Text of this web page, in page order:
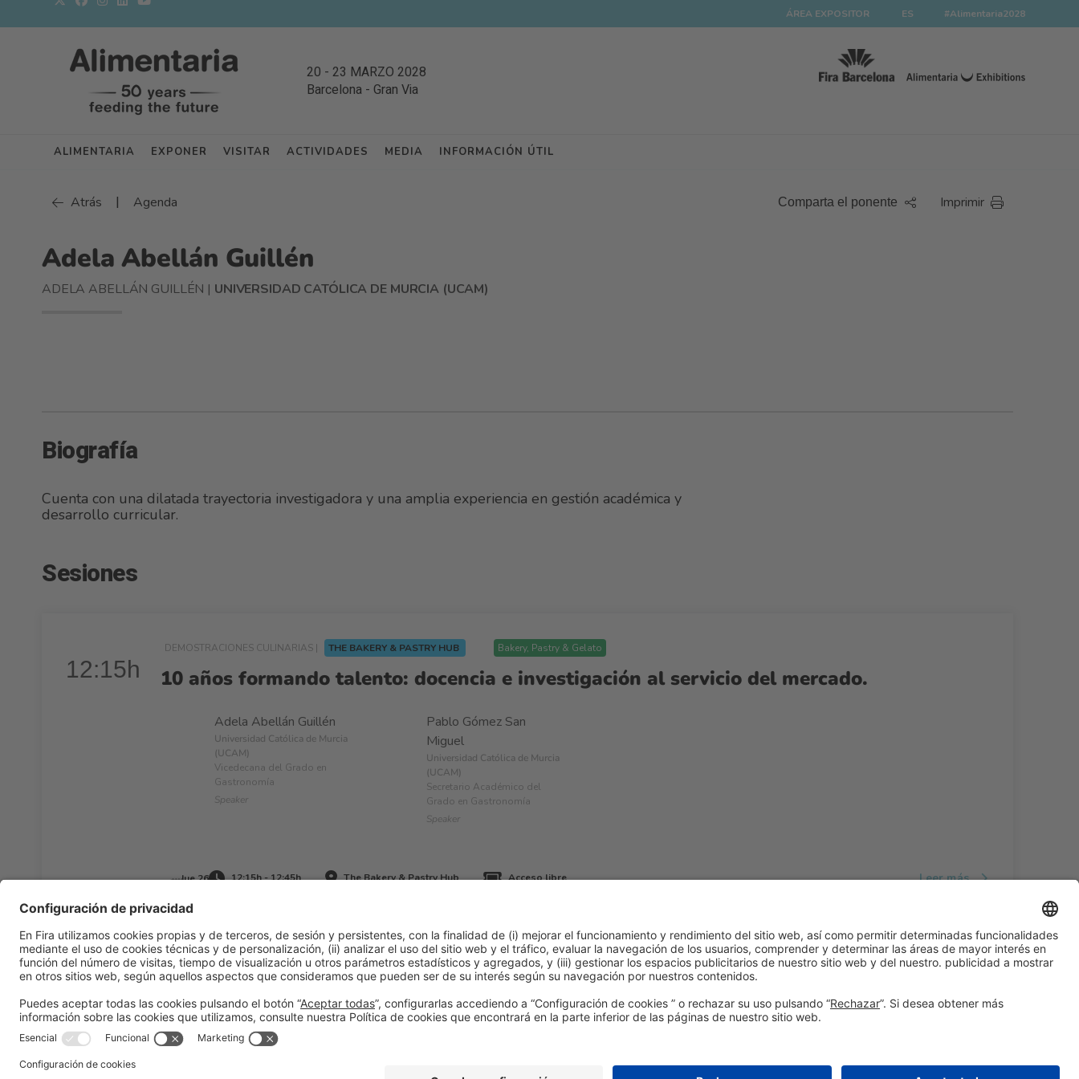
ÁREA EXPOSITOR ES #Alimentaria2028
20 - 23 MARZO 2028
Barcelona - Gran Via
ALIMENTARIA EXPONER VISITAR ACTIVIDADES MEDIA INFORMACIÓN ÚTIL
Atrás | Agenda Comparta el ponente Imprimir
Adela Abellán Guillén
ADELA ABELLÁN GUILLÉN | UNIVERSIDAD CATÓLICA DE MURCIA (UCAM)
Biografía
Cuenta con una dilatada trayectoria investigadora y una amplia experiencia en gestión académica y
desarrollo curricular.
Sesiones
12:15h
DEMOSTRACIONES CULINARIAS | THE BAKERY & PASTRY HUB Bakery, Pastry & Gelato
10 años formando talento: docencia e investigación al servicio del mercado.
Adela Abellán Guillén
Universidad Católica de Murcia
(UCAM)
Vicedecana del Grado en
Gastronomía
Speaker
Pablo Gómez San
Miguel
Universidad Católica de Murcia
(UCAM)
Secretario Académico del
Grado en Gastronomía
Speaker
Jue 26 12:15h - 12:45h The Bakery & Pastry Hub Acceso libre Leer más
Información generalAviso legalPolítica de privacidad
en las redes sociales